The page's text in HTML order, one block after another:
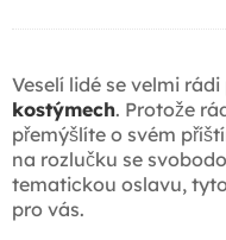
Veselí lidé se velmi
kostýmech. Protože
přemýšlíte o svém
na rozlučku se
tematickou oslavu,
pro vás.